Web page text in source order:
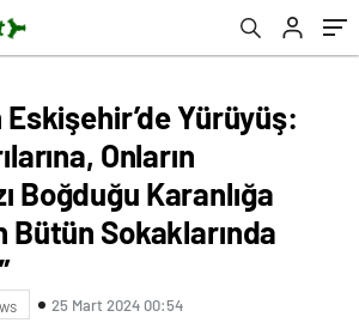
Eskişehir’de Yürüyüş:
Onların
Boğduğu Karanlığa
Bütün Sokaklarında
25 Mart 2024 00:54